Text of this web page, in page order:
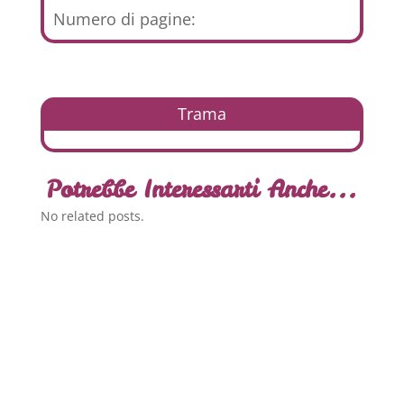
Numero di pagine:
Trama
Potrebbe Interessarti Anche...
No related posts.